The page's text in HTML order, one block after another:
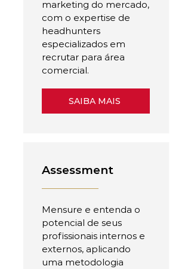
marketing do mercado,
com o expertise de
headhunters
especializados em
recrutar para área
comercial.
SAIBA MAIS
Assessment
Mensure e entenda o
potencial de seus
profissionais internos e
externos, aplicando
uma metodologia